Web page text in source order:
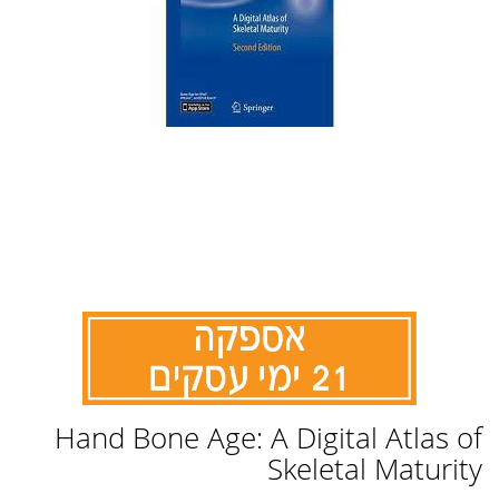
Hand Bone Age: A Digital Atlas of
Skeletal Maturity
להתחלה
של
גלריית